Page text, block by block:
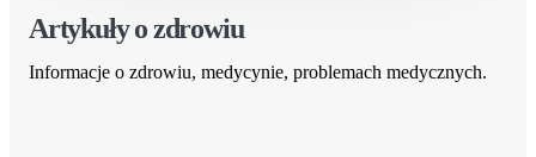
Artykuły o zdrowiu
Informacje o zdrowiu, medycynie, problemach medycznych.